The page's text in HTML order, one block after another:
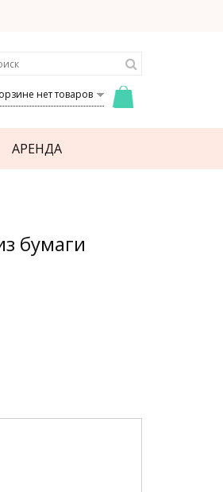
нет товаров
АРЕНДА
бумаги